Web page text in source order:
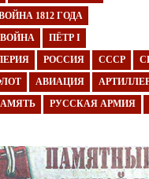
1812 ГОДА
ПЁТР I
РОССИЯ СССР
АВИАЦИЯ
РУССКАЯ АРМИЯ